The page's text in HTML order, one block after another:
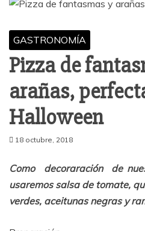
GASTRONOMÍA
Pizza de
arañas,
Halloween
18 octubre, 2018
Como decoraración de
usaremos salsa de tomate,
verdes, aceitunas negras y